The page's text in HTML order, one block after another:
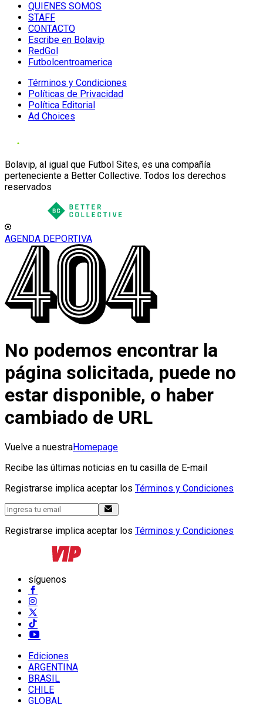
QUIENES SOMOS
STAFF
CONTACTO
Escribe en Bolavip
RedGol
Futbolcentroamerica
Términos y Condiciones
Políticas de Privacidad
Política Editorial
Ad Choices
Bolavip, al igual que Futbol Sites, es una compañía
perteneciente a Better Collective. Todos los derechos
reservados
AGENDA DEPORTIVA
No podemos encontrar la
página solicitada, puede no
estar disponible, o haber
cambiado de URL
Vuelve a nuestraHomepage
Recibe las últimas noticias en tu casilla de E-mail
Registrarse implica aceptar los Términos y Condiciones
Registrarse implica aceptar los Términos y Condiciones
síguenos
Ediciones
ARGENTINA
BRASIL
CHILE
GLOBAL